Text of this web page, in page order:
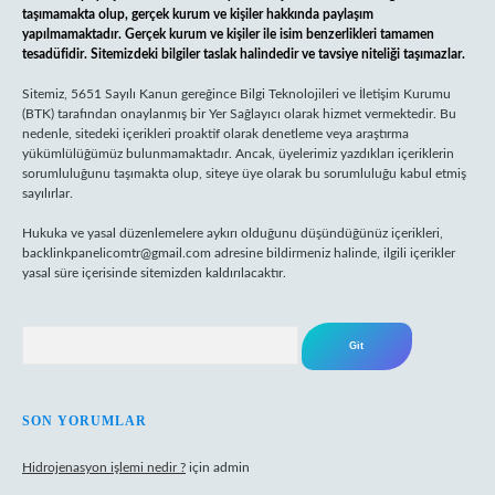
taşımamakta olup, gerçek kurum ve kişiler hakkında paylaşım
yapılmamaktadır. Gerçek kurum ve kişiler ile isim benzerlikleri tamamen
tesadüfidir. Sitemizdeki bilgiler taslak halindedir ve tavsiye niteliği taşımazlar.
Sitemiz, 5651 Sayılı Kanun gereğince Bilgi Teknolojileri ve İletişim Kurumu
(BTK) tarafından onaylanmış bir Yer Sağlayıcı olarak hizmet vermektedir. Bu
nedenle, sitedeki içerikleri proaktif olarak denetleme veya araştırma
yükümlülüğümüz bulunmamaktadır. Ancak, üyelerimiz yazdıkları içeriklerin
sorumluluğunu taşımakta olup, siteye üye olarak bu sorumluluğu kabul etmiş
sayılırlar.
Hukuka ve yasal düzenlemelere aykırı olduğunu düşündüğünüz içerikleri,
backlinkpanelicomtr@gmail.com adresine bildirmeniz halinde, ilgili içerikler
yasal süre içerisinde sitemizden kaldırılacaktır.
SON YORUMLAR
Hidrojenasyon işlemi nedir ? için admin